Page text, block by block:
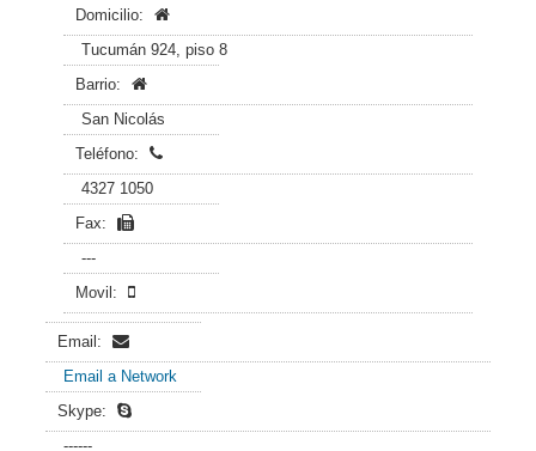
Domicilio:
Tucumán 924, piso 8
Barrio:
San Nicolás
Teléfono:
4327 1050
Fax:
---
Movil:
Email:
Email a Network
Skype:
------